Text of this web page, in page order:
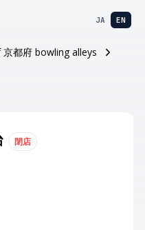
JA EN
都府 bowling alleys
閉店